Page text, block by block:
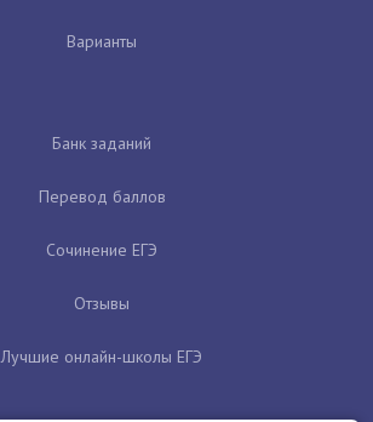
Варианты
Банк заданий
Перевод баллов
Сочинение ЕГЭ
Отзывы
Лучшие онлайн-школы ЕГЭ